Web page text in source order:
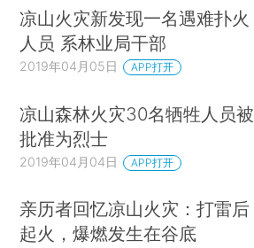
凉山火灾新发现一名遇难扑火
人员 系林业局干部
2019年04月05日 APP打开
凉山森林火灾30名牺牲人员被
批准为烈士
2019年04月04日 APP打开
亲历者回忆凉山火灾：打雷后
起火，爆燃发生在谷底